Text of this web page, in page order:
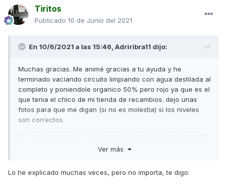
Tiritos
Publicado 10 de Junio del 2021
En 10/6/2021 a las 15:46, Adriribra11 dijo:
Muchas gracias. Me animé gracias a tu ayuda y he
terminado vaciando circuito limpiando con agua destilada al
completo y poniendole organico 50% pero rojo ya que es el
que tenia el chico de mi tienda de recambios. dejo unas
fotos para que me digan (si no es molestia) si los niveles
son correctos.
El vasor expansor aunque no se aprecie esta algo mas alto
Ver más
Lo he explicado muchas veces, pero no importa, te digo: